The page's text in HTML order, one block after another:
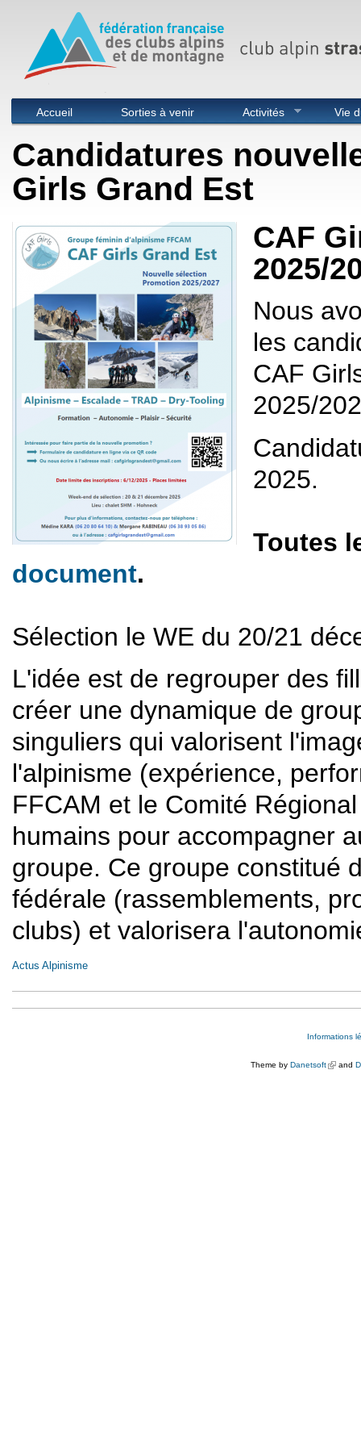
Menu principal
Accueil Sorties à venir Activités Vie
Candidatures
Girls Grand Est
CAF
2025/
Nous
les
CAF
2025/
2025.
Toutes
document.
Sélection le WE du 20/21
L'idée est de regrouper des
créer une dynamique de
singuliers qui valorisent
l'alpinisme (expérience,
FFCAM et le Comité
humains pour accompagner
groupe. Ce groupe constitué
fédérale (rassemblements,
clubs) et valorisera
Actus Alpinisme
Informations
Theme by Danetsoft(link is
and